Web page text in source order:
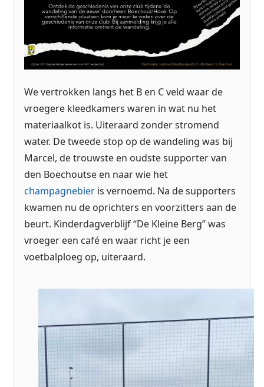
We vertrokken langs het B en C veld waar de
vroegere kleedkamers waren in wat nu het
materiaalkot is. Uiteraard zonder stromend
water. De tweede stop op de wandeling was bij
Marcel, de trouwste en oudste supporter van
den Boechoutse en naar wie het
champagnebier is vernoemd. Na de supporters
kwamen nu de oprichters en voorzitters aan de
beurt. Kinderdagverblijf “De Kleine Berg” was
vroeger een café en waar richt je een
voetbalploeg op, uiteraard.